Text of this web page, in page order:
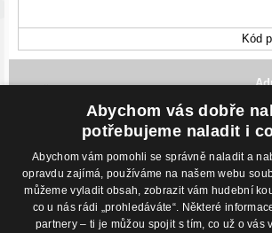
Kód
Kontakty
Eshop: +420 725 169 052
Prodejna: +420 596 113 012
eshop@hudebnisvet.cz
O
Kontakty
Abychom vás dobře
potřebujeme naladit i
Abychom vám pomohli se správně naladit a
opravdu zajímá, používáme na našem webu
můžeme vyladit obsah, zobrazit vám hudební
co u nás rádi „prohledáváte“. Některé
partnery – ti je můžou spojit s tím, co už o vás